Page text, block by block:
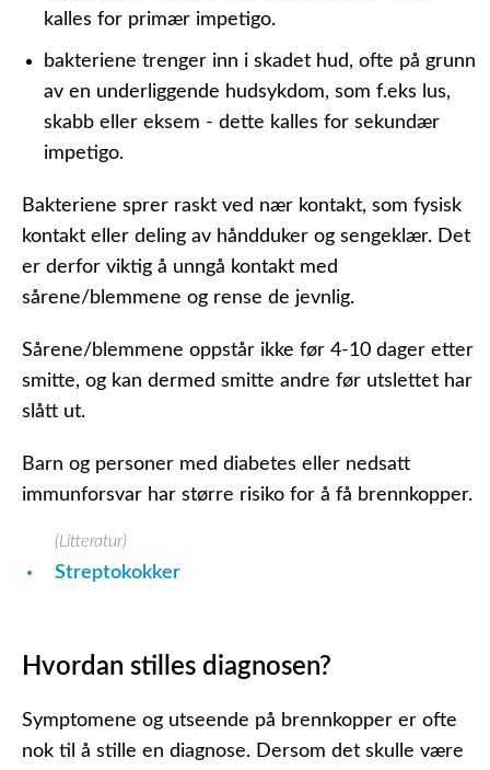
kalles for primær impetigo.
bakteriene trenger inn i skadet hud, ofte på grunn
av en underliggende hudsykdom, som f.eks lus,
skabb eller eksem - dette kalles for sekundær
impetigo.
Bakteriene sprer raskt ved nær kontakt, som fysisk
kontakt eller deling av håndduker og sengeklær. Det
er derfor viktig å unngå kontakt med
sårene/blemmene og rense de jevnlig.
Sårene/blemmene oppstår ikke før 4-10 dager etter
smitte, og kan dermed smitte andre før utslettet har
slått ut.
Barn og personer med diabetes eller nedsatt
immunforsvar har større risiko for å få brennkopper.
(Litteratur)
Streptokokker
Hvordan stilles diagnosen?
Symptomene og utseende på brennkopper er ofte
nok til å stille en diagnose. Dersom det skulle være